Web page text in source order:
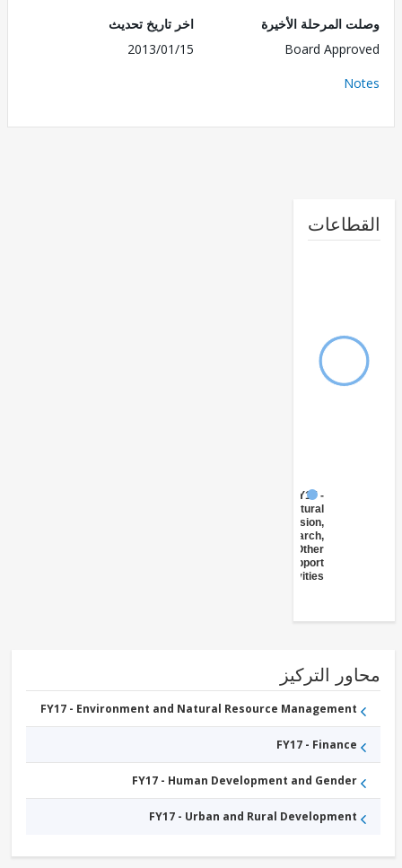
المرحلة الأخيرة
Board
اخر تاريخ تحديث
2013/01/15
Agricultural
Extension,
Research,
and Other
Activities
التركيز
FY17 - Environment and Natural Resource Management
FY17 - Finance
FY17 - Human Development and Gender
FY17 - Urban and Rural Development